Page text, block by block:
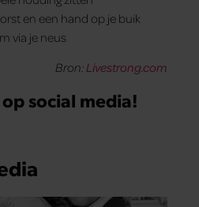
en een hand op je buik
via je neus
Bron:Livestrong.com
social media!